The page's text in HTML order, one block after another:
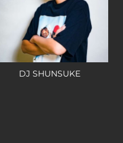
DJ SHUNSUKE